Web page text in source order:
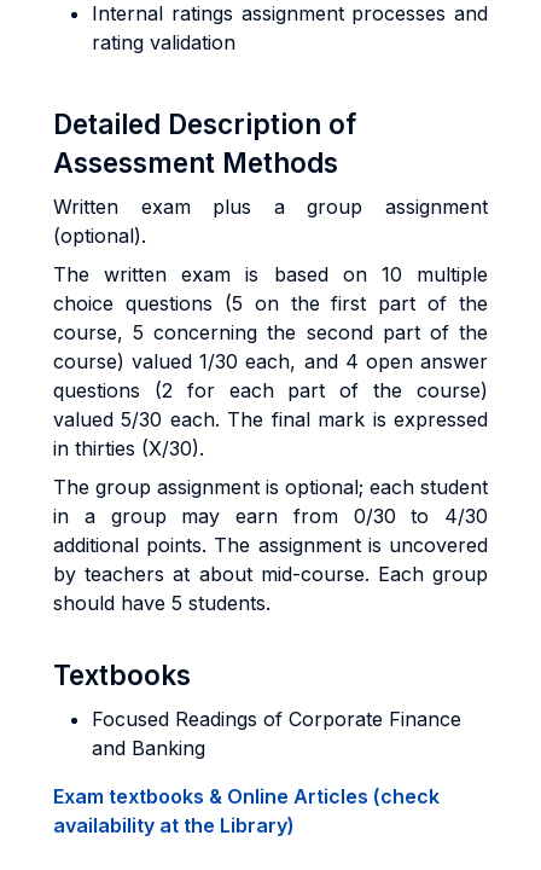
Internal ratings assignment processes and
rating validation
Detailed Description of
Assessment Methods
Written exam plus a group assignment
(optional).
The written exam is based on 10 multiple
choice questions (5 on the first part of the
course, 5 concerning the second part of the
course) valued 1/30 each, and 4 open answer
questions (2 for each part of the course)
valued 5/30 each. The final mark is expressed
in thirties (X/30).
The group assignment is optional; each student
in a group may earn from 0/30 to 4/30
additional points. The assignment is uncovered
by teachers at about mid-course. Each group
should have 5 students.
Textbooks
Focused Readings of Corporate Finance
and Banking
Exam textbooks & Online Articles (check
availability at the Library)